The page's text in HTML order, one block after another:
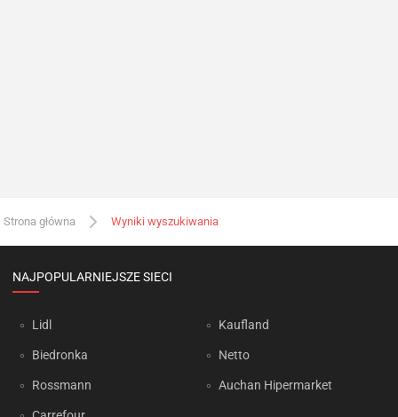
Strona główna Wyniki wyszukiwania
NAJPOPULARNIEJSZE SIECI
Lidl
Biedronka
Rossmann
Kaufland
Netto
Auchan Hipermarket